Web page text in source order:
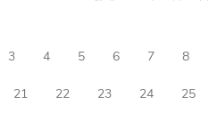
3 4 5 6 7 8
21 22 23 24 25